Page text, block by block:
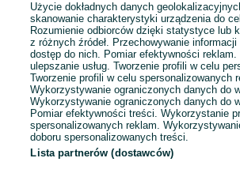
Przejdź na stronę
Użycie dokładnych danych
skanowanie charakterystyki urządzenia do
Rozumienie odbiorców dzięki statystyce lub
z różnych źródeł. Przechowywanie
dostęp do nich. Pomiar efektywności reklam.
ulepszanie usług. Tworzenie profili w celu
Tworzenie profili w celu spersonalizowanych
Wykorzystywanie ograniczonych danych do
Wykorzystywanie ograniczonych danych do
Pomiar efektywności treści. Wykorzystanie
spersonalizowanych reklam.
doboru spersonalizowanych treści.
Lista partnerów (dostawców)